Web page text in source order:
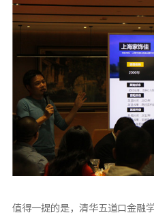
值得一提的是，清华五道口金融